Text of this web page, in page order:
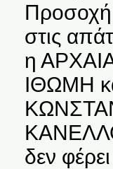
Προσοχή
στις
η
ΙΘΩΜΗ
δεν φέρει